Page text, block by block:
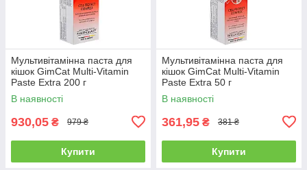
Мультивітамінна паста для
кішок GimCat Multi-Vitamin
Paste Extra 200 г
В наявності
930,05 ₴ 979 ₴
Купити
Мультивітамінна паста для
кішок GimCat Multi-Vitamin
Paste Extra 50 г
В наявності
361,95 ₴ 381 ₴
Купити